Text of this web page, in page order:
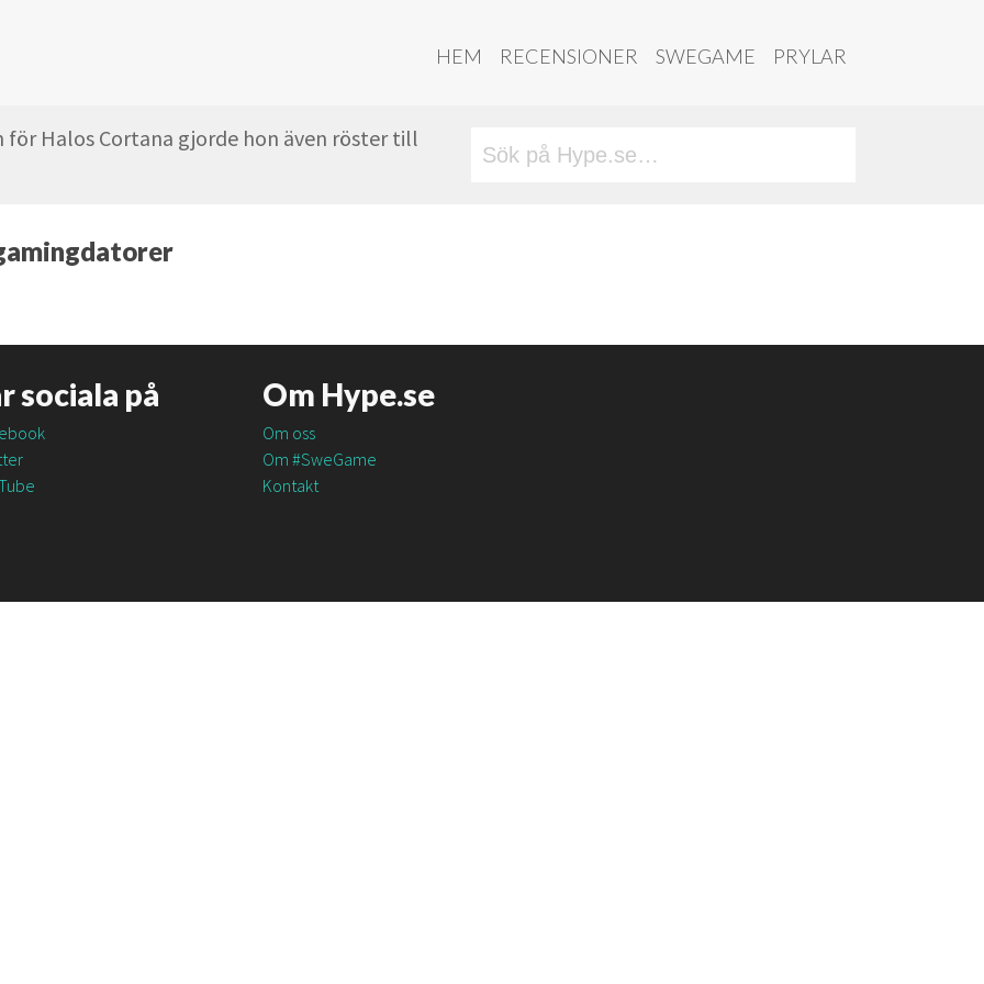
HEM RECENSIONER SWEGAME PRYLAR
för Halos Cortana gjorde hon även röster till
sociala på Om Hype.se
Om oss
Om #SweGame
Kontakt